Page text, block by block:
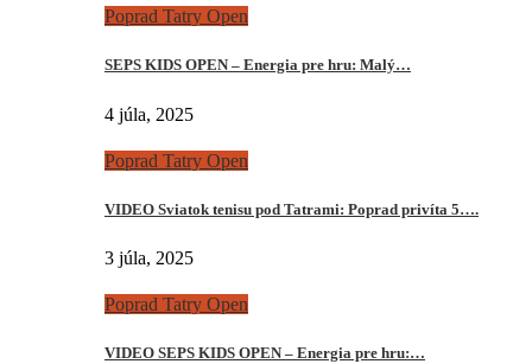
Poprad Tatry Open
SEPS KIDS OPEN – Energia pre hru: Malý…
4 júla, 2025
Poprad Tatry Open
VIDEO Sviatok tenisu pod Tatrami: Poprad privíta 5….
3 júla, 2025
Poprad Tatry Open
VIDEO SEPS KIDS OPEN – Energia pre hru:…